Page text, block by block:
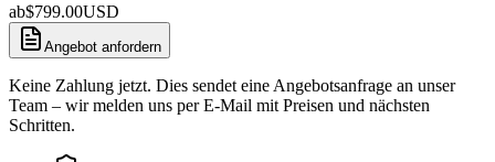
ab$799.00USD
Angebot anfordern
Keine Zahlung jetzt. Dies sendet eine Angebotsanfrage an unser
Team – wir melden uns per E-Mail mit Preisen und nächsten
Schritten.